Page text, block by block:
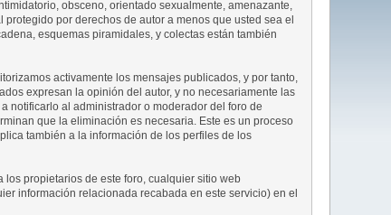
obsceno, orientado sexualmente, amenazante,
por derechos de autor a menos que usted sea el
esquemas piramidales, y colectas están también
activamente los mensajes publicados, y por tanto,
expresan la opinión del autor, y no necesariamente las
notificarlo al administrador o moderador del foro de
que la eliminación es necesaria. Este es un proceso
también a la información de los perfiles de los
propietarios de este foro, cualquier sitio web
información relacionada recabada en este servicio) en el